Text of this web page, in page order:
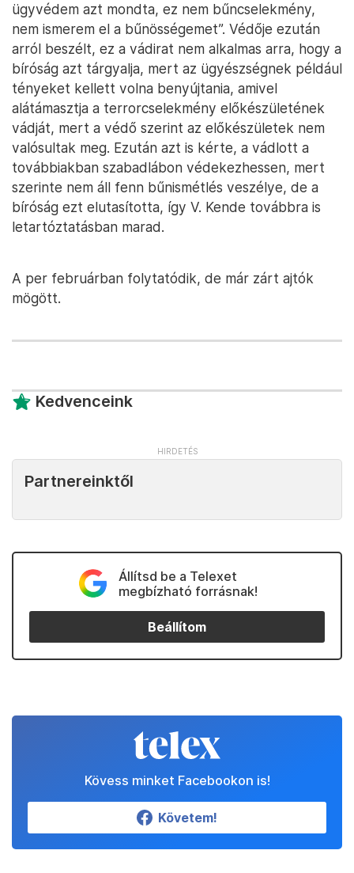
ügyvédem azt mondta, ez nem bűncselekmény,
nem ismerem el a bűnösségemet”. Védője ezután
arról beszélt, ez a vádirat nem alkalmas arra, hogy a
bíróság azt tárgyalja, mert az ügyészségnek például
tényeket kellett volna benyújtania, amivel
alátámasztja a terrorcselekmény előkészületének
vádját, mert a védő szerint az előkészületek nem
valósultak meg. Ezután azt is kérte, a vádlott a
továbbiakban szabadlábon védekezhessen, mert
szerinte nem áll fenn bűnismétlés veszélye, de a
bíróság ezt elutasította, így V. Kende továbbra is
letartóztatásban marad.
A per februárban folytatódik, de már zárt ajtók
mögött.
Kedvenceink
Partnereinktől
Állítsd be a Telexet
megbízható forrásnak!
Beállítom
Kövess minket Facebookon is!
Követem!